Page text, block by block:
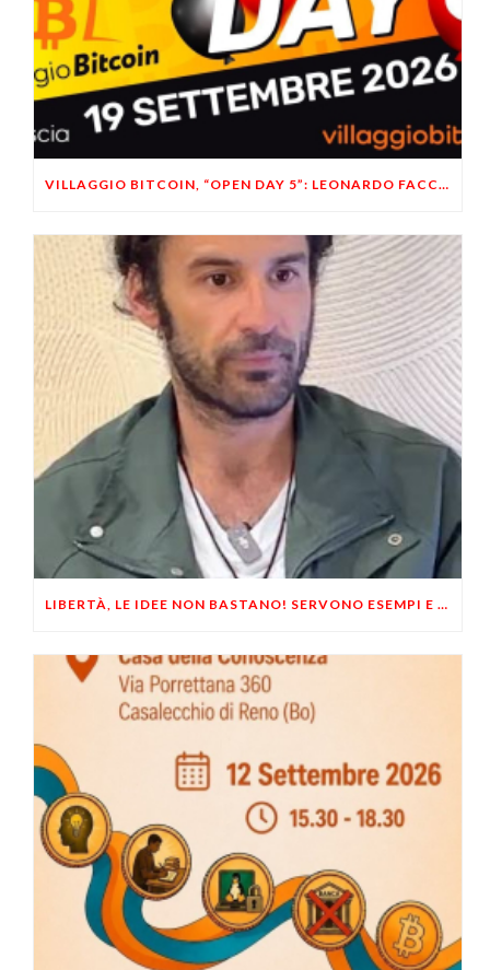
VILLAGGIO BITCOIN, “OPEN DAY 5”: LEONARDO FACCO OSPITE A BRESCIA
LIBERTÀ, LE IDEE NON BASTANO! SERVONO ESEMPI E UN PO’ DI COERENZA